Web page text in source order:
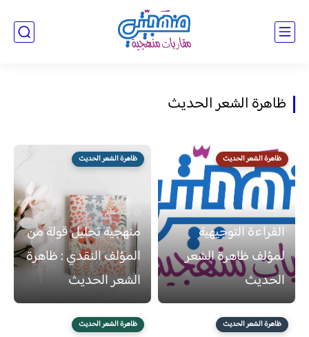
ظاهرة الشعر الحديث
ظاهرة الشعر الحديث
منذ 4 سنة
القراءة التوجيهية
لمؤلف ظاهرة الشعر
الحديث
ظاهرة الشعر الحديث
منذ عام
منهجية تحليل قولة من
المؤلف النقدي : ظاهرة
الشعر الحديث
ظاهرة الشعر الحديث
منذ 6 سنة ظاهرة الشعر الحديث